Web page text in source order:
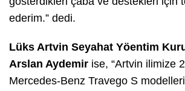
ederim.” dedi.
Lüks Artvin Seyahat Yöentim
Arslan Aydemir ise, “Artvin ilimize
Mercedes-Benz Travego S